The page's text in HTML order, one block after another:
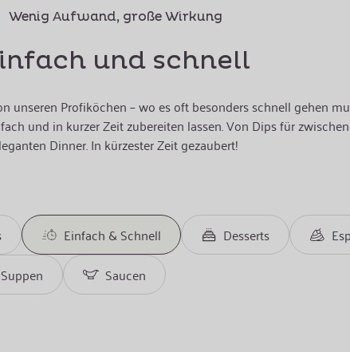
Wenig Aufwand, große Wirkung
und schnell
unseren Profiköchen – wo es oft besonders schnell gehen
und in kurzer Zeit zubereiten lassen. Von Dips für
Dinner. In kürzester Zeit gezaubert!
Einfach & Schnell Desserts
Suppen Saucen